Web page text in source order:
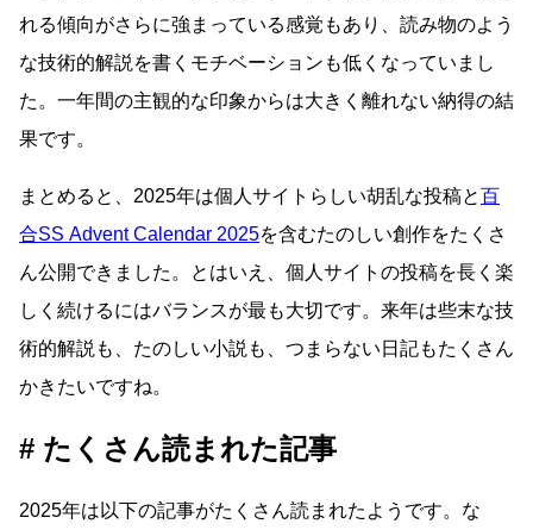
れる傾向がさらに強まっている感覚もあり、読み物のよう
な技術的解説を書くモチベーションも低くなっていまし
た。一年間の主観的な印象からは大きく離れない納得の結
果です。
まとめると、2025年は個人サイトらしい胡乱な投稿と百
合SS Advent Calendar 2025を含むたのしい創作をたくさ
ん公開できました。とはいえ、個人サイトの投稿を長く楽
しく続けるにはバランスが最も大切です。来年は些末な技
術的解説も、たのしい小説も、つまらない日記もたくさん
かきたいですね。
たくさん読まれた記事
2025年は以下の記事がたくさん読まれたようです。な